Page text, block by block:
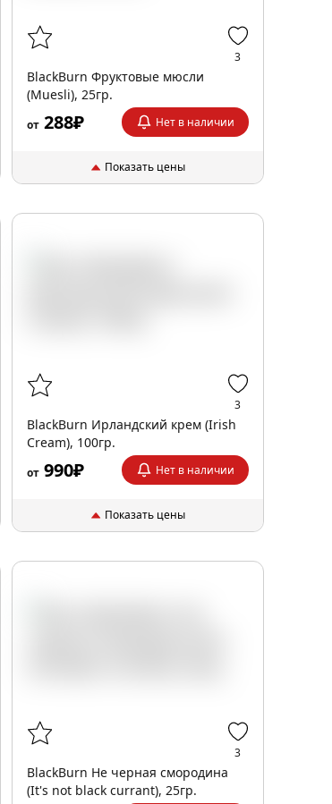
3
BlackBurn Фруктовые мюсли
(Muesli), 25гр.
от288₽ Нет в наличии
Показать цены
3
BlackBurn Ирландский крем (Irish
Cream), 100гр.
от990₽ Нет в наличии
Показать цены
3
BlackBurn Не черная смородина
(It's not black currant), 25гр.